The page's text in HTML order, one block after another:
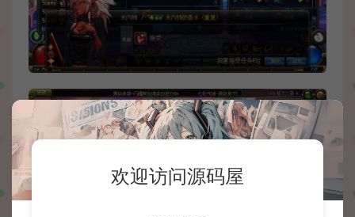
欢迎访问源码屋